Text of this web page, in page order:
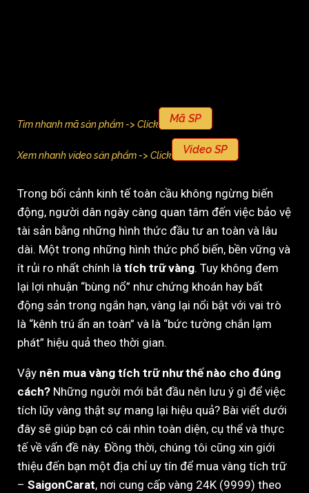
Tìm nhanh mã sản phẩm -> Click Mã SP
Xem nhanh video sản phẩm -> Click Video SP
Trong bối cảnh kinh tế toàn cầu không ngừng biến
động, người dân ngày càng quan tâm đến việc bảo vệ
tài sản bằng những hình thức đầu tư an toàn và lâu
dài. Một trong những hình thức phổ biến, bền vững và
ít rủi ro nhất chính là tích trữ vàng. Tuy không đem
lại lợi nhuận “bùng nổ” như chứng khoán hay bất
động sản trong ngắn hạn, vàng lại nổi bật với vai trò
là “kênh trú ẩn an toàn” và là “bức tường chắn lạm
phát” hiệu quả theo thời gian.
Vậy nên mua vàng tích trữ như thế nào cho đúng
cách? Những người mới bắt đầu nên lưu ý gì để việc
tích lũy vàng thật sự mang lại hiệu quả? Bài viết dưới
đây sẽ giúp bạn có cái nhìn toàn diện, cụ thể và thực
tế về vấn đề này. Đồng thời, chúng tôi cũng xin giới
thiệu đến bạn một địa chỉ uy tín để mua vàng tích trữ
– SaigonCarat, nơi cung cấp vàng 24K (9999) theo